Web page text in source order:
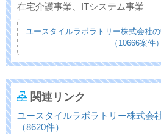
在宅介護事業、ITシステム事業
ユースタイルラボラトリー株式会社
（10666案件）
関連リンク
ユースタイルラボラトリー株式会
（8620件）